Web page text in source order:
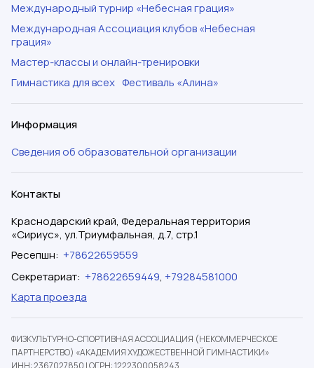
Международный турнир «Небесная грация»
Международная Ассоциация клубов «Небесная
грация»
Мастер-классы и онлайн-тренировки
Гимнастика для всех Фестиваль «Алина»
Информация
Сведения об образовательной организации
Контакты
Краснодарский край, Федеральная территория
«Сириус», ул.Триумфальная, д.7, стр.1
Ресепшн: +78622659559
Секретариат: +78622659449, +79284581000
Карта проезда
ФИЗКУЛЬТУРНО-СПОРТИВНАЯ АССОЦИАЦИЯ (НЕКОММЕРЧЕСКОЕ
ПАРТНЕРСТВО) «АКАДЕМИЯ ХУДОЖЕСТВЕННОЙ ГИМНАСТИКИ»